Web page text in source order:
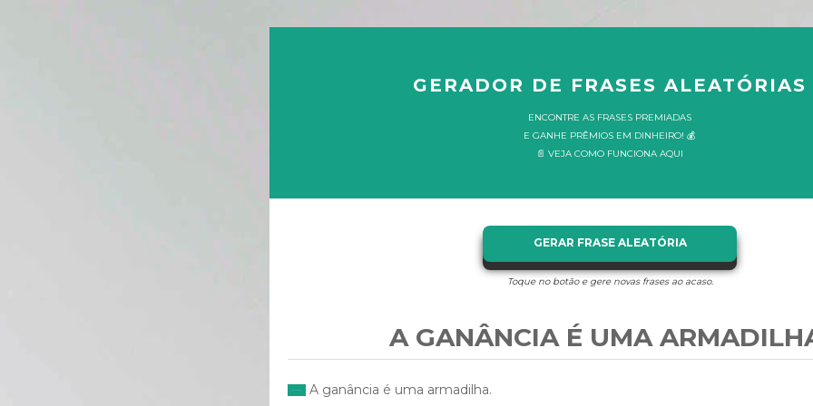
GERADOR DE FRASES ALEATÓRIAS
ENCONTRE AS FRASES PREMIADAS
E GANHE PRÊMIOS EM DINHEIRO! 💰
📄 VEJA COMO FUNCIONA AQUI
GERAR FRASE ALEATÓRIA
Toque no botão e gere novas frases ao acaso.
A GANÂNCIA É UMA
A ganância é uma armadilha.